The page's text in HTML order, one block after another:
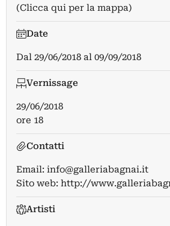
(Clicca qui per la mappa)
Date
Dal 29/06/2018 al 09/09/2018
Vernissage
29/06/2018
ore 18
Contatti
Email: info@galleriabagnai.it
Sito web: http://
Artisti